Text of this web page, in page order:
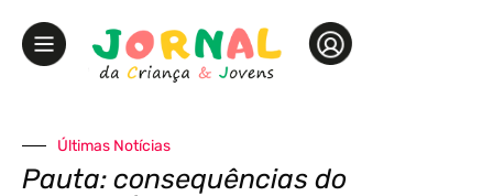
Últimas Notícias
Pauta: consequências do